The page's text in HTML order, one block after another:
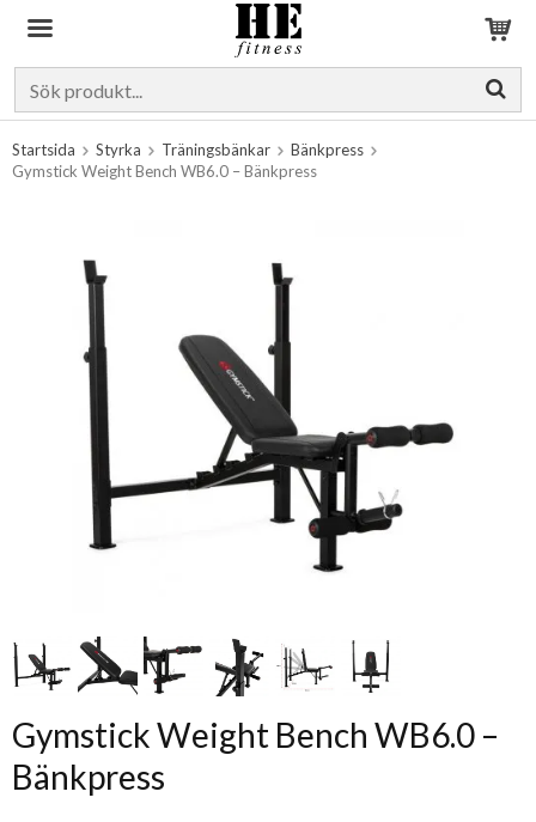
Startsida Styrka Träningsbänkar
Bänkpress
Gymstick Weight Bench WB6.0 – Bänkpress
Gymstick Weight Bench WB6.0 –
Bänkpress